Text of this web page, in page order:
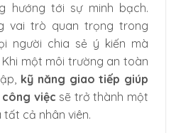
hướng tới sự minh bạch.
vai trò quan trọng trong
người chia sẻ ý kiến mà
một môi trường an toàn
kỹ năng giao tiếp giúp
việc sẽ trở thành một
cả nhân viên.